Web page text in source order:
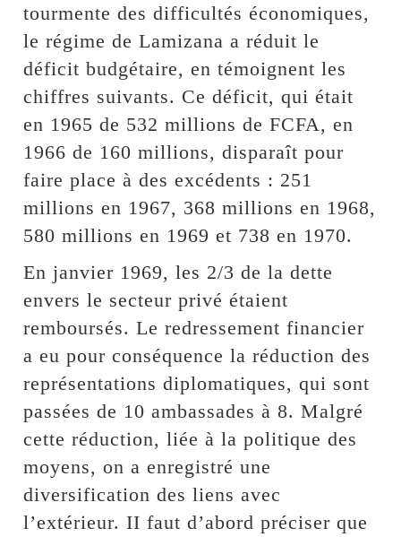
tourmente des difficultés économiques,
le régime de Lamizana a réduit le
déficit budgétaire, en témoignent les
chiffres suivants. Ce déficit, qui était
en 1965 de 532 millions de FCFA, en
1966 de 160 millions, disparaît pour
faire place à des excédents : 251
millions en 1967, 368 millions en 1968,
580 millions en 1969 et 738 en 1970.
En janvier 1969, les 2/3 de la dette
envers le secteur privé étaient
remboursés. Le redressement financier
a eu pour conséquence la réduction des
représentations diplomatiques, qui sont
passées de 10 ambassades à 8. Malgré
cette réduction, liée à la politique des
moyens, on a enregistré une
diversification des liens avec
l’extérieur. II faut d’abord préciser que